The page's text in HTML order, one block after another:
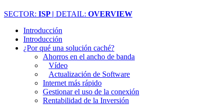
SECTOR: ISP | DETAIL: OVERVIEW
Introducción
Introducción
¿Por qué una solución caché?
Ahorros en el ancho de banda
Vídeo
Actualización de Software
Internet más rápido
Gestionar el uso de la conexión
Rentabilidad de la Inversión